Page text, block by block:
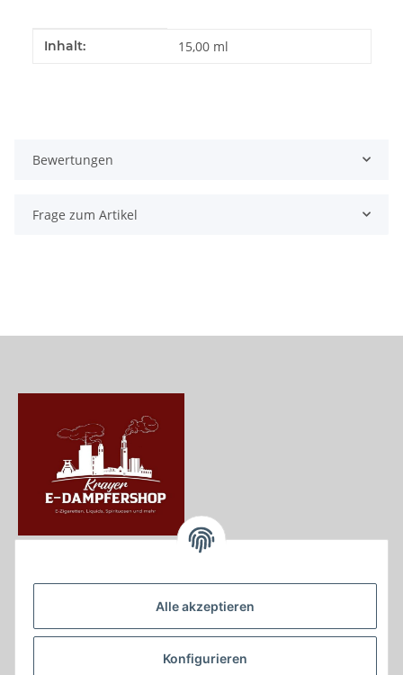
Alle akzeptieren
Konfigurieren
Produkteigenschaft
Wert
Inhalt: 15,00 ml
Bewertungen
Frage zum Artikel
Krayerstraße 249
Tel.:0201555402
info@krayer-edampfer-shop.de